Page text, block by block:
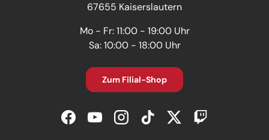
67655 Kaiserslautern
Mo - Fr: 11:00 - 19:00 Uhr
Sa: 10:00 - 18:00 Uhr
Zum Filial-Shop
FacebookYouTubeInstagramTikTokTwitterTwitch